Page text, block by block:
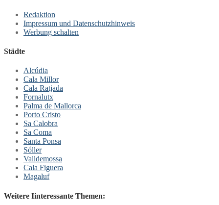
Redaktion
Impressum und Datenschutzhinweis
Werbung schalten
Städte
Alcúdia
Cala Millor
Cala Ratjada
Fornalutx
Palma de Mallorca
Porto Cristo
Sa Calobra
Sa Coma
Santa Ponsa
Sóller
Valldemossa
Cala Figuera
Magaluf
Weitere Iinteressante Themen: